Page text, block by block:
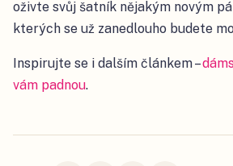
oživte svůj šatník nějakým novým
kterých se už zanedlouho budete
Inspirujte se i dalším článkem–
vám padnou.